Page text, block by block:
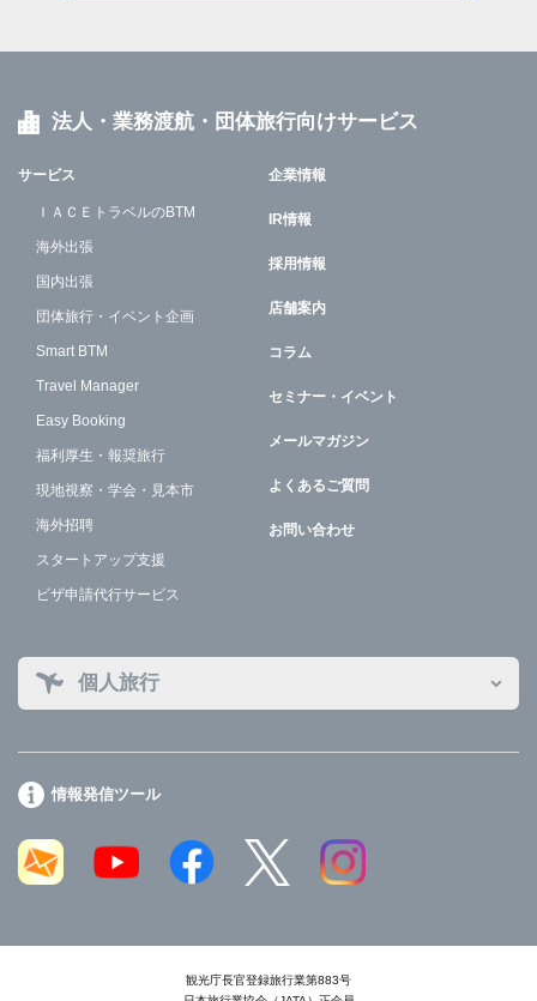
法人・業務渡航・団体旅行向けサービス
サービス
ＩＡＣＥトラベルのBTM
海外出張
国内出張
団体旅行・イベント企画
Smart BTM
Travel Manager
Easy Booking
福利厚生・報奨旅行
現地視察・学会・見本市
海外招聘
スタートアップ支援
ビザ申請代行サービス
企業情報
IR情報
採用情報
店舗案内
コラム
セミナー・イベント
メールマガジン
よくあるご質問
お問い合わせ
個人旅行
情報発信ツール
観光庁長官登録旅行業第883号